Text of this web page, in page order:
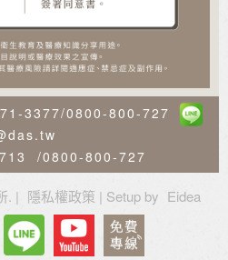
3377/0800-800-727
/0800-800-727
. | 隱私權政策 | Setup by Eidea